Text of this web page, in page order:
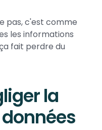
pas, c'est comme
les informations
fait perdre du
la